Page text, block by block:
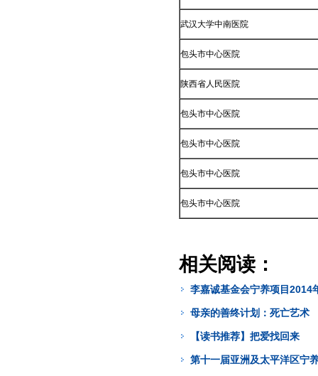
武汉大学中南医院
包头市中心医院
陕西省人民医院
包头市中心医院
包头市中心医院
包头市中心医院
包头市中心医院
相关阅读：
李嘉诚基金会宁养项目2014
母亲的善终计划：死亡艺术
【读书推荐】把爱找回来
第十一届亚洲及太平洋区